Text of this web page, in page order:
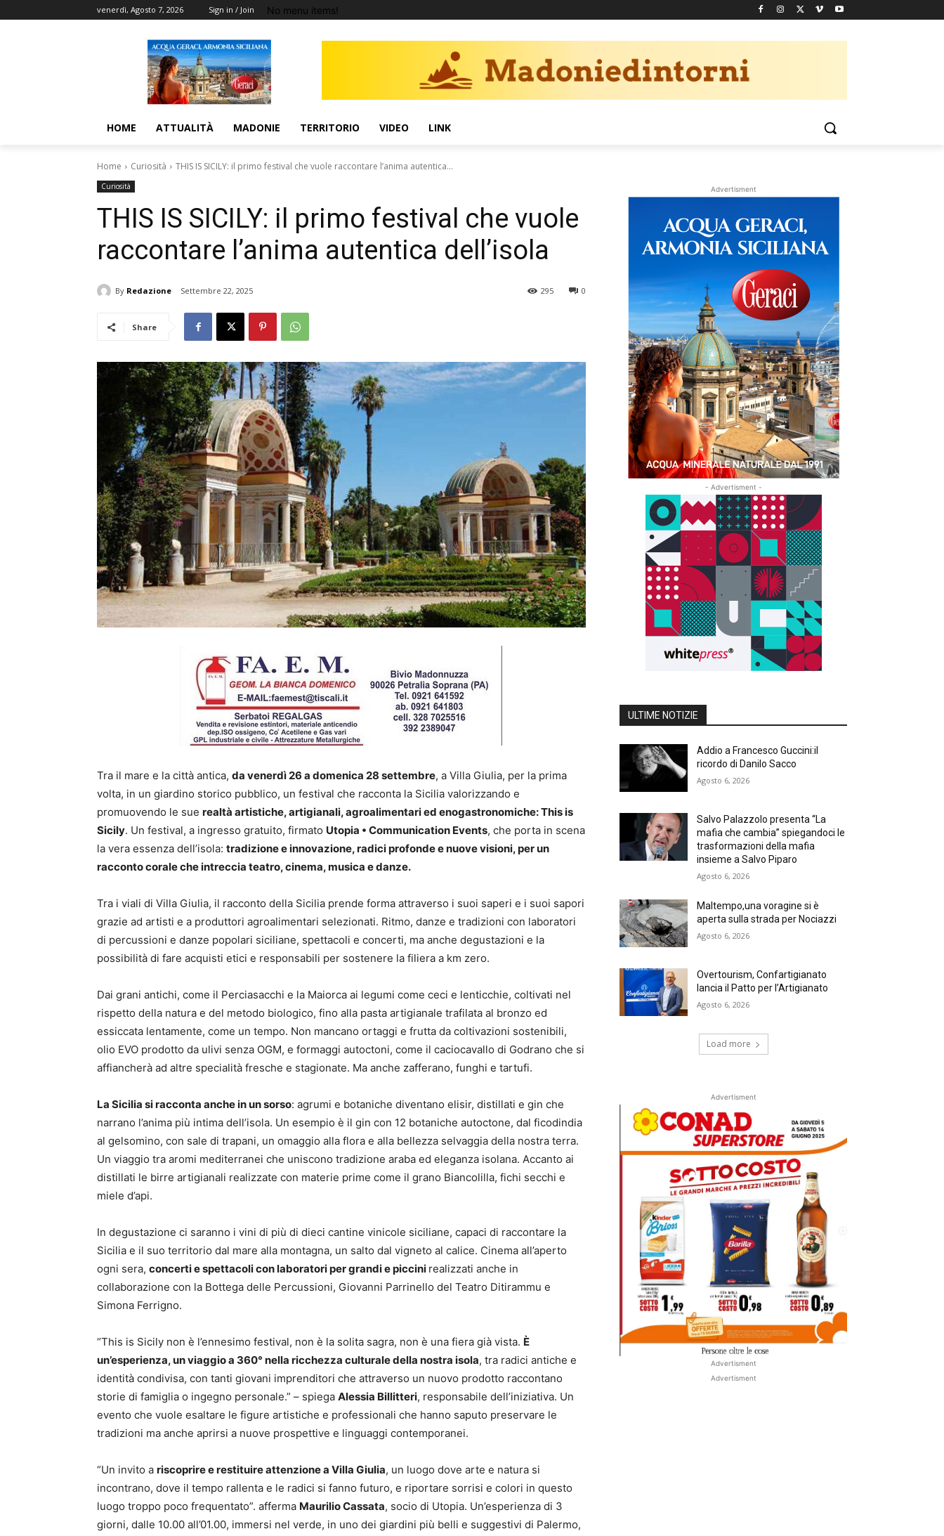
venerdì, Agosto 7, 2026 Sign in / Join No menu items!
HOME ATTUALITÀ MADONIE TERRITORIO VIDEO LINK
Home Curiosità THIS IS SICILY: il primo festival che vuole raccontare l’anima autentica...
Curiosità
THIS IS SICILY: il primo festival che vuole
raccontare l’anima autentica dell’isola
By Redazione Settembre 22, 2025 0
295
Share
Tra il mare e la città antica, da venerdì 26 a domenica 28 settembre, a Villa Giulia, per la prima
volta, in un giardino storico pubblico, un festival che racconta la Sicilia valorizzando e
promuovendo le sue realtà artistiche, artigianali, agroalimentari ed enogastronomiche: This is
Sicily. Un festival, a ingresso gratuito, firmato Utopia • Communication Events, che porta in scena
la vera essenza dell’isola: tradizione e innovazione, radici profonde e nuove visioni, per un
racconto corale che intreccia teatro, cinema, musica e danze.
Tra i viali di Villa Giulia, il racconto della Sicilia prende forma attraverso i suoi saperi e i suoi sapori
grazie ad artisti e a produttori agroalimentari selezionati. Ritmo, danze e tradizioni con laboratori
di percussioni e danze popolari siciliane, spettacoli e concerti, ma anche degustazioni e la
possibilità di fare acquisti etici e responsabili per sostenere la filiera a km zero.
Dai grani antichi, come il Perciasacchi e la Maiorca ai legumi come ceci e lenticchie, coltivati nel
rispetto della natura e del metodo biologico, fino alla pasta artigianale trafilata al bronzo ed
essiccata lentamente, come un tempo. Non mancano ortaggi e frutta da coltivazioni sostenibili,
olio EVO prodotto da ulivi senza OGM, e formaggi autoctoni, come il caciocavallo di Godrano che si
affiancherà ad altre specialità fresche e stagionate. Ma anche zafferano, funghi e tartufi.
La Sicilia si racconta anche in un sorso: agrumi e botaniche diventano elisir, distillati e gin che
narrano l’anima più intima dell’isola. Un esempio è il gin con 12 botaniche autoctone, dal ficodindia
al gelsomino, con sale di trapani, un omaggio alla flora e alla bellezza selvaggia della nostra terra.
Un viaggio tra aromi mediterranei che uniscono tradizione araba ed eleganza isolana. Accanto ai
distillati le birre artigianali realizzate con materie prime come il grano Biancolilla, fichi secchi e
miele d’api.
In degustazione ci saranno i vini di più di dieci cantine vinicole siciliane, capaci di raccontare la
Sicilia e il suo territorio dal mare alla montagna, un salto dal vigneto al calice. Cinema all’aperto
ogni sera, concerti e spettacoli con laboratori per grandi e piccini realizzati anche in
collaborazione con la Bottega delle Percussioni, Giovanni Parrinello del Teatro Ditirammu e
Simona Ferrigno.
“This is Sicily non è l’ennesimo festival, non è la solita sagra, non è una fiera già vista. È
un’esperienza, un viaggio a 360° nella ricchezza culturale della nostra isola, tra radici antiche e
identità condivisa, con tanti giovani imprenditori che attraverso un nuovo prodotto raccontano
storie di famiglia o ingegno personale.” – spiega Alessia Billitteri, responsabile dell’iniziativa. Un
evento che vuole esaltare le figure artistiche e professionali che hanno saputo preservare le
tradizioni ma anche aprirsi a nuove prospettive e linguaggi contemporanei.
“Un invito a riscoprire e restituire attenzione a Villa Giulia, un luogo dove arte e natura si
incontrano, dove il tempo rallenta e le radici si fanno futuro, e riportare sorrisi e colori in questo
luogo troppo poco frequentato”. afferma Maurilio Cassata, socio di Utopia. Un’esperienza di 3
giorni, dalle 10.00 all’01.00, immersi nel verde, in uno dei giardini più belli e suggestivi di Palermo,
Advertisment
- Advertisment -
ULTIME NOTIZIE
Addio a Francesco Guccini:il
ricordo di Danilo Sacco
Agosto 6, 2026
Salvo Palazzolo presenta “La
mafia che cambia” spiegandoci le
trasformazioni della mafia
insieme a Salvo Piparo
Agosto 6, 2026
Maltempo,una voragine si è
aperta sulla strada per Nociazzi
Agosto 6, 2026
Overtourism, Confartigianato
lancia il Patto per l’Artigianato
Agosto 6, 2026
Load more
Advertisment
Advertisment
Advertisment